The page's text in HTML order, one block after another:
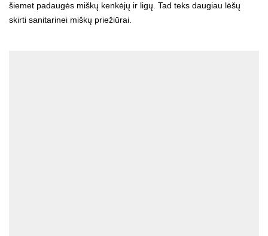
šiemet padaugės miškų kenkėjų ir ligų. Tad teks daugiau lėšų
skirti sanitarinei miškų priežiūrai.